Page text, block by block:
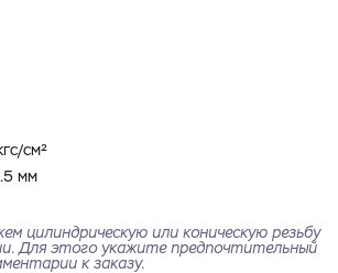
ГОТОВО
на обработку персональных данных
см²
мм
цилиндрическую или коническую резьбу
Для этого укажите предпочтительный
к заказу.